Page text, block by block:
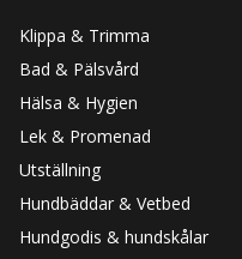
Klippa & Trimma
Bad & Pälsvård
Hälsa & Hygien
Lek & Promenad
Utställning
Hundbäddar & Vetbed
Hundgodis & hundskålar